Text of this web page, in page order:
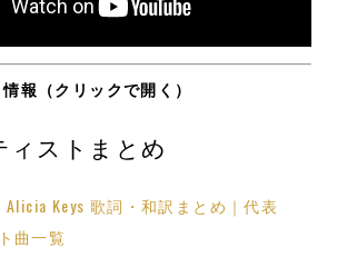
報（クリックで開く）
ィストまとめ
Alicia Keys 歌詞・和訳まとめ｜代表
曲一覧